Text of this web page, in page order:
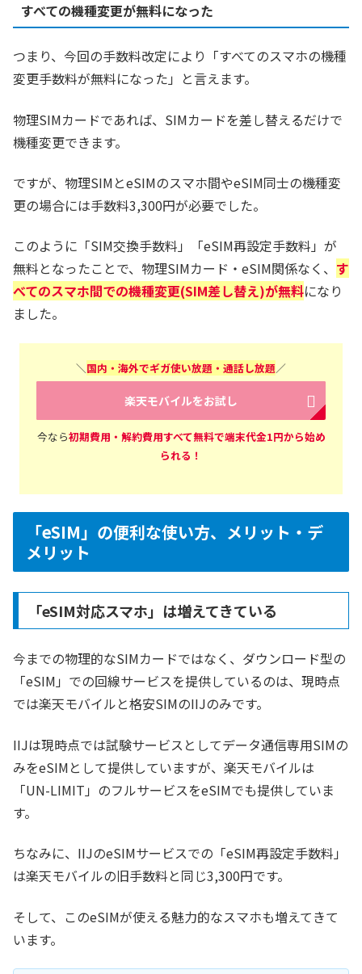
すべての機種変更が無料になった
つまり、今回の手数料改定により「すべてのスマホの機種
変更手数料が無料になった」と言えます。
物理SIMカードであれば、SIMカードを差し替えるだけで
機種変更できます。
ですが、物理SIMとeSIMのスマホ間やeSIM同士の機種変
更の場合には手数料3,300円が必要でした。
このように「SIM交換手数料」「eSIM再設定手数料」が
無料となったことで、物理SIMカード・eSIM関係なく、 す
べてのスマホ間での機種変更(SIM差し替え)が無料になり
ました。
＼国内・海外でギガ使い放題・通話し放題／
楽天モバイルをお試し
今なら初期費用・解約費用すべて無料で端末代金1円から始め
られる！
「eSIM」の便利な使い方、メリット・デ
メリット
「eSIM対応スマホ」は増えてきている
今までの物理的なSIMカードではなく、ダウンロード型の
「eSIM」での回線サービスを提供しているのは、現時点
では楽天モバイルと格安SIMのIIJのみです。
IIJは現時点では試験サービスとしてデータ通信専用SIMの
みをeSIMとして提供していますが、楽天モバイルは
「UN-LIMIT」のフルサービスをeSIMでも提供していま
す。
ちなみに、IIJのeSIMサービスでの「eSIM再設定手数料」
は楽天モバイルの旧手数料と同じ3,300円です。
そして、このeSIMが使える魅力的なスマホも増えてきて
います。